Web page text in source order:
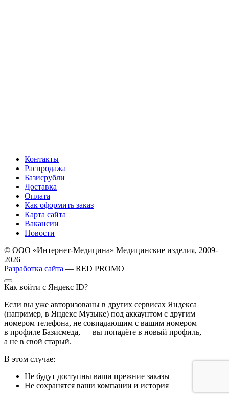
Контакты
Распродажа
Базисрубли
Доставка
Оплата
Как оформить заказ
Карта сайта
Вакансии
Новости
© ООО «Интернет-Медицина» Медицинские изделия, 2009-
2026
Разработка сайта — RED PROMO
Как войти с Яндекс ID?
Если вы уже авторизованы в других сервисах Яндекса
(например, в Яндекс Музыке) под аккаунтом с другим
номером телефона, не совпадающим с вашим номером
в профиле Базисмеда, — вы попадёте в новый профиль,
а не в свой старый.
В этом случае:
Не будут доступны ваши прежние заказы
Не сохранятся ваши компании и история